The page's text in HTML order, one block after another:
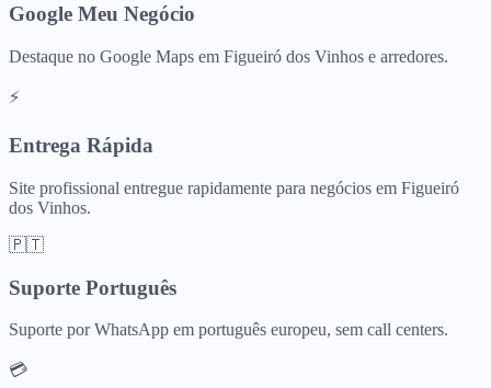
Google Meu Negócio
Destaque no Google Maps em Figueiró dos Vinhos e arredores.
⚡
Entrega Rápida
Site profissional entregue rapidamente para negócios em Figueiró
dos Vinhos.
🇵🇹
Suporte Português
Suporte por WhatsApp em português europeu, sem call centers.
💳